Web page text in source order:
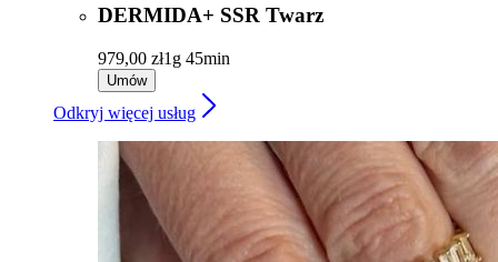
DERMIDA+ SSR Twarz
979,00 zł1g 45min
Umów
Odkryj więcej usług